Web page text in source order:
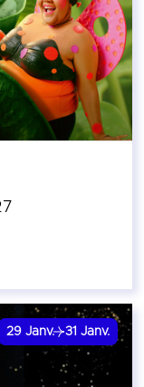
29 Janv. 31 Janv.